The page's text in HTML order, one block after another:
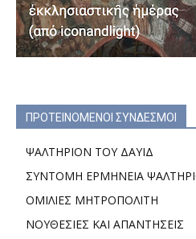
ΠΡΟΤΕΙΝΟΜΕΝΟΙ ΣΥΝΔΕΣΜΟΙ
ΨΑΛΤΗΡΙΟΝ ΤΟΥ ΔΑΥΙΔ
ΣΥΝΤΟΜΗ ΕΡΜΗΝΕΙΑ
ΟΜΙΛΙΕΣ ΜΗΤΡΟΠΟΛΙΤΗ
ΝΟΥΘΕΣΙΕΣ ΚΑΙ ΑΠΑΝΤΗΣΕΙΣ